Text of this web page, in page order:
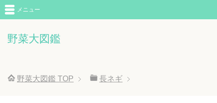
野菜大図鑑
メニュー
野菜大図鑑 TOP 長ネギ